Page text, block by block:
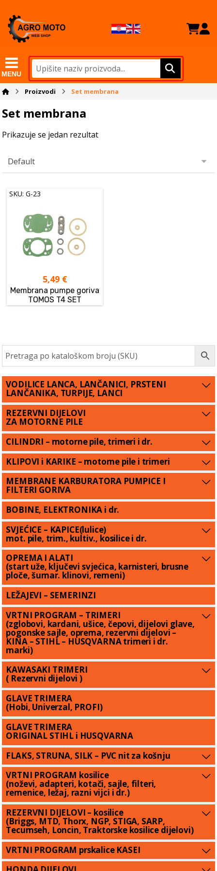
MENU
Proizvodi Set membrana
Set membrana
Prikazuje se jedan rezultat
SKU: G-23
5,49 €
Membrana pumpe goriva
TOMOS T4 SET
VODILICE LANCA, LANČANICI, PRSTENI
LANČANIKA, TURPIJE, LANCI
REZERVNI DIJELOVI
ZA MOTORNE PILE
CILINDRI – motorne pile, trimeri i dr.
KLIPOVI i KARIKE – motorne pile i trimeri
MEMBRANE KARBURATORA PUMPICE I
FILTERI GORIVA
BOBINE, ELEKTRONIKA i dr.
SVJEĆICE – KAPICE(lulice)
mot. pile, trim., kultiv., kosilice i dr.
OPREMA I ALATI
(start uže, ključevi svjećica, karnisteri, brusne
ploče, šumar. klinovi, remeni)
LEŽAJEVI – SEMERINZI
VRTNI PROGRAM – TRIMERI
(zglobovi, kardani, ušice, čepovi, dijelovi glave,
pogonske sajle, oprema, rezervni dijelovi –
KINA – STIHL – HUSQVARNA trimeri i dr.
marki)
KAWASAKI TRIMERI
( Rezervni dijelovi )
GLAVE TRIMERA
(Hobi, Univerzal, PROFI)
GLAVE TRIMERA
ORIGINAL STIHL i HUSQVARNA
FLAKS, STRUNA, SILK – PVC nit za košnju
VRTNI PROGRAM kosilice
(noževi, adapteri, kotači, sajle, filteri,
remenice, ležaj, razni vijci i dr.)
REZERVNI DIJELOVI – kosilice
(Briggs, MTD, Thorx, NGP, STIGA, SARP,
Tecumseh, Loncin, Traktorske kosilice dijelovi)
VRTNI PROGRAM prskalice KASEI